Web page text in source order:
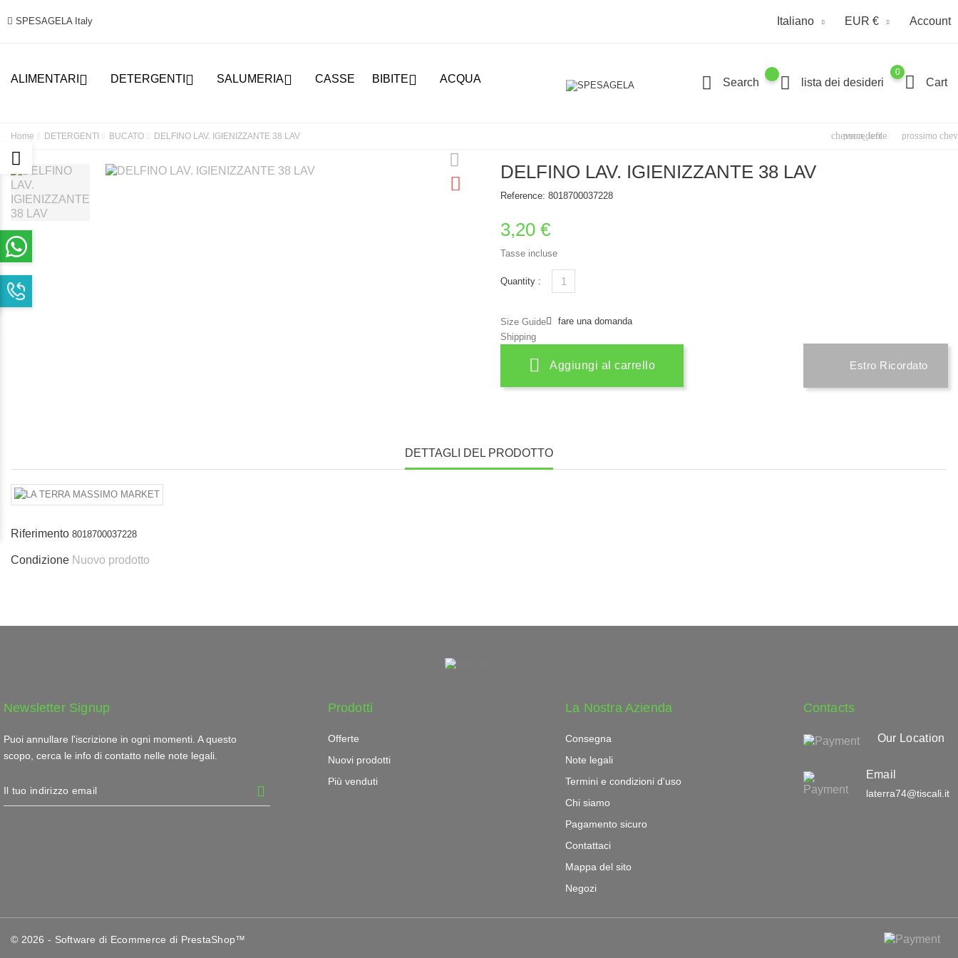
SPESAGELA Italy Italiano EUR € Account
ALIMENTARI  DETERGENTI  SALUMERIA CASSE BIBITE ACQUA Search lista dei desideri
0
Cart
Home DETERGENTI BUCATO DELFINO LAV. IGIENIZZANTE 38 LAV chevron_left
precedente prossimo
DELFINO LAV. IGIENIZZANTE 38 LAV
Reference: 8018700037228
3,20 €
Tasse incluse
Quantity :
Size Guide
Shipping
fare una domanda
Aggiungi al carrello Estro Ricordato
DETTAGLI DEL PRODOTTO
Riferimento 8018700037228
Condizione Nuovo prodotto
Newsletter Signup
Puoi annullare l'iscrizione in ogni momenti. A questo
scopo, cerca le info di contatto nelle note legali.
Prodotti
Offerte
Nuovi prodotti
Più venduti
La Nostra Azienda
Consegna
Note legali
Termini e condizioni d'uso
Chi siamo
Pagamento sicuro
Contattaci
Mappa del sito
Negozi
Contacts
Our Location
Email
laterra74@tiscali.it
© 2026 - Software di Ecommerce di PrestaShop™